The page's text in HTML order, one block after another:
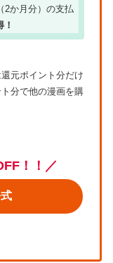
2か月分）の支払
！
元ポイント分だけ
分で他の漫画を購
！！／